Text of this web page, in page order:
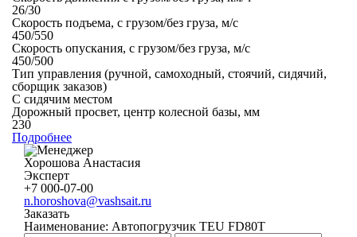
26/30
Скорость подъема, с грузом/без груза, м/с
450/550
Скорость опускания, с грузом/без груза, м/с
450/500
Тип управления (ручной, самоходный, стоячий, сидячий,
сборщик заказов)
С сидячим местом
Дорожный просвет, центр колесной базы, мм
230
Подробнее
Хорошова Анастасия
Эксперт
+7 000-07-00
n.horoshova@vashsait.ru
Заказать
Наименование: Автопогрузчик TEU FD80T